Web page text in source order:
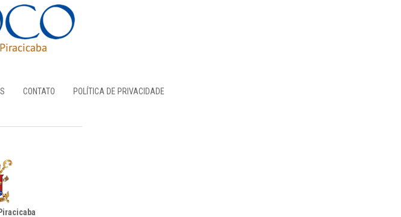
CONTATO POLÍTICA DE PRIVACIDADE